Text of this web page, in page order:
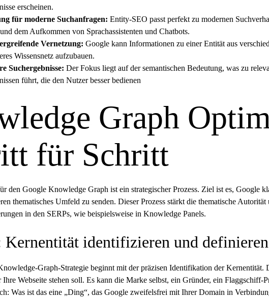
erscheinen.
für moderne Suchanfragen: Entity-SEO passt perfekt zu modernen
dem Aufkommen von Sprachassistenten und Chatbots.
Vernetzung: Google kann Informationen zu einer Entität aus
Wissensnetz aufzubauen.
Suchergebnisse: Der Fokus liegt auf der semantischen Bedeutung, was zu
führt, die den Nutzer besser bedienen
Graph
für Schritt
den Google Knowledge Graph ist ein strategischer Prozess. Ziel ist es, Google
thematisches Umfeld zu senden. Dieser Prozess stärkt die thematische Autorität
in den SERPs, wie beispielsweise in Knowledge Panels.
Kernentität identifizieren und definieren
Graph-Strategie beginnt mit der präzisen Identifikation der Kernentität.
Ihre Webseite stehen soll. Es kann die Marke selbst, ein Gründer, ein Flaggschiff-
Was ist das eine „Ding“, das Google zweifelsfrei mit Ihrer Domain in